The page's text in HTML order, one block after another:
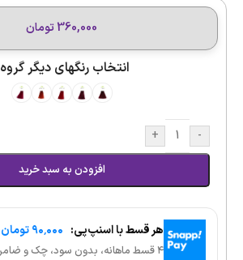
360,000تومان
انتخاب رنگهای دیگر گروه
-
+
افزودن به سبد خرید
هر قسط با اسنپ‌پی: ۹۰٬۰۰۰ تومان
۴ قسط ماهانه، بدون سود، چک و ضامن